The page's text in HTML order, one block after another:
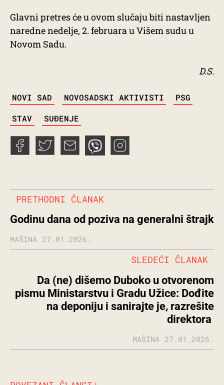
Glavni pretres će u ovom slučaju biti nastavljen
naredne nedelje, 2. februara u Višem sudu u
Novom Sadu.
D.S.
NOVI SAD NOVOSADSKI AKTIVISTI PSG
STAV SUĐENJE
PRETHODNI ČLANAK
Godinu dana od poziva na generalni štrajk
MAŠINA 27.01.2026.
Da (ne) dišemo Duboko u otvorenom
pismu Ministarstvu i Gradu Užice: Dođite
na deponiju i sanirajte je, razrešite
direktora
SLEDEĆI ČLANAK
MAŠINA 27.01.2026.